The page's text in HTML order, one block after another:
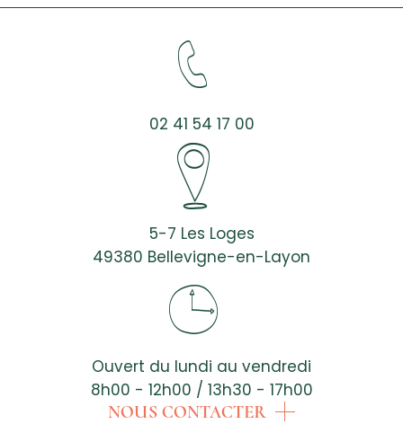
02 41 54 17 00
5-7 Les Loges
49380 Bellevigne-en-Layon
Ouvert du lundi au vendredi
8h00 - 12h00 / 13h30 - 17h00
NOUS CONTACTER